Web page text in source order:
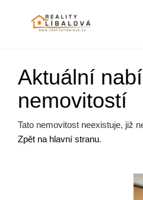
Aktuální
nemovitostí
Tato nemovitost neexistuje, již
Zpět na hlavní stranu.